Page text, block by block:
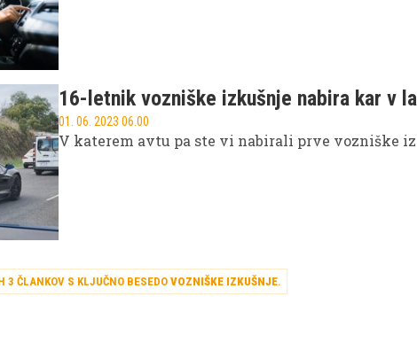
16-letnik vozniške izkušnje nabira kar v
01. 06. 2023 06.00
V katerem avtu pa ste vi nabirali prve vozniške
ČLANKOV S KLJUČNO BESEDO VOZNIŠKE IZKUŠNJE.